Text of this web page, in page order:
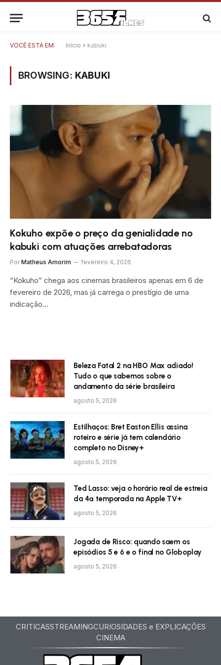
VOCÊ ESTÁ EM: Início » kabuki
BROWSING: KABUKI
Kokuho expõe o preço da genialidade no
kabuki com atuações arrebatadoras
Por Matheus Amorim fevereiro 4, 2026
“Kokuho” chega aos cinemas brasileiros apenas em 6 de
fevereiro de 2026, mas já carrega o prestígio de uma
indicação…
Beleza Fatal 2 na HBO Max adiado!
Tudo o que sabemos sobre o
andamento da série brasileira
agosto 5, 2026
Estilhaços: Bret Easton Ellis assina
roteiro e série já tem calendário
completo no Disney+
agosto 5, 2026
Ted Lasso: veja o horário real de estreia
da 4ª temporada na Apple TV+
agosto 5, 2026
Jogada de Risco: quando saem os
episódios 5 e 6 e o final no Globoplay
agosto 5, 2026
CRITICASSTREAMINGCURIOSIDADES e EXPLICAÇÕES
CINEMA